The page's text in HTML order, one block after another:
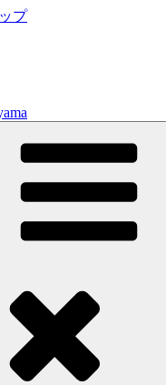
プ
いった日常メンテから
とならジャンルフリー